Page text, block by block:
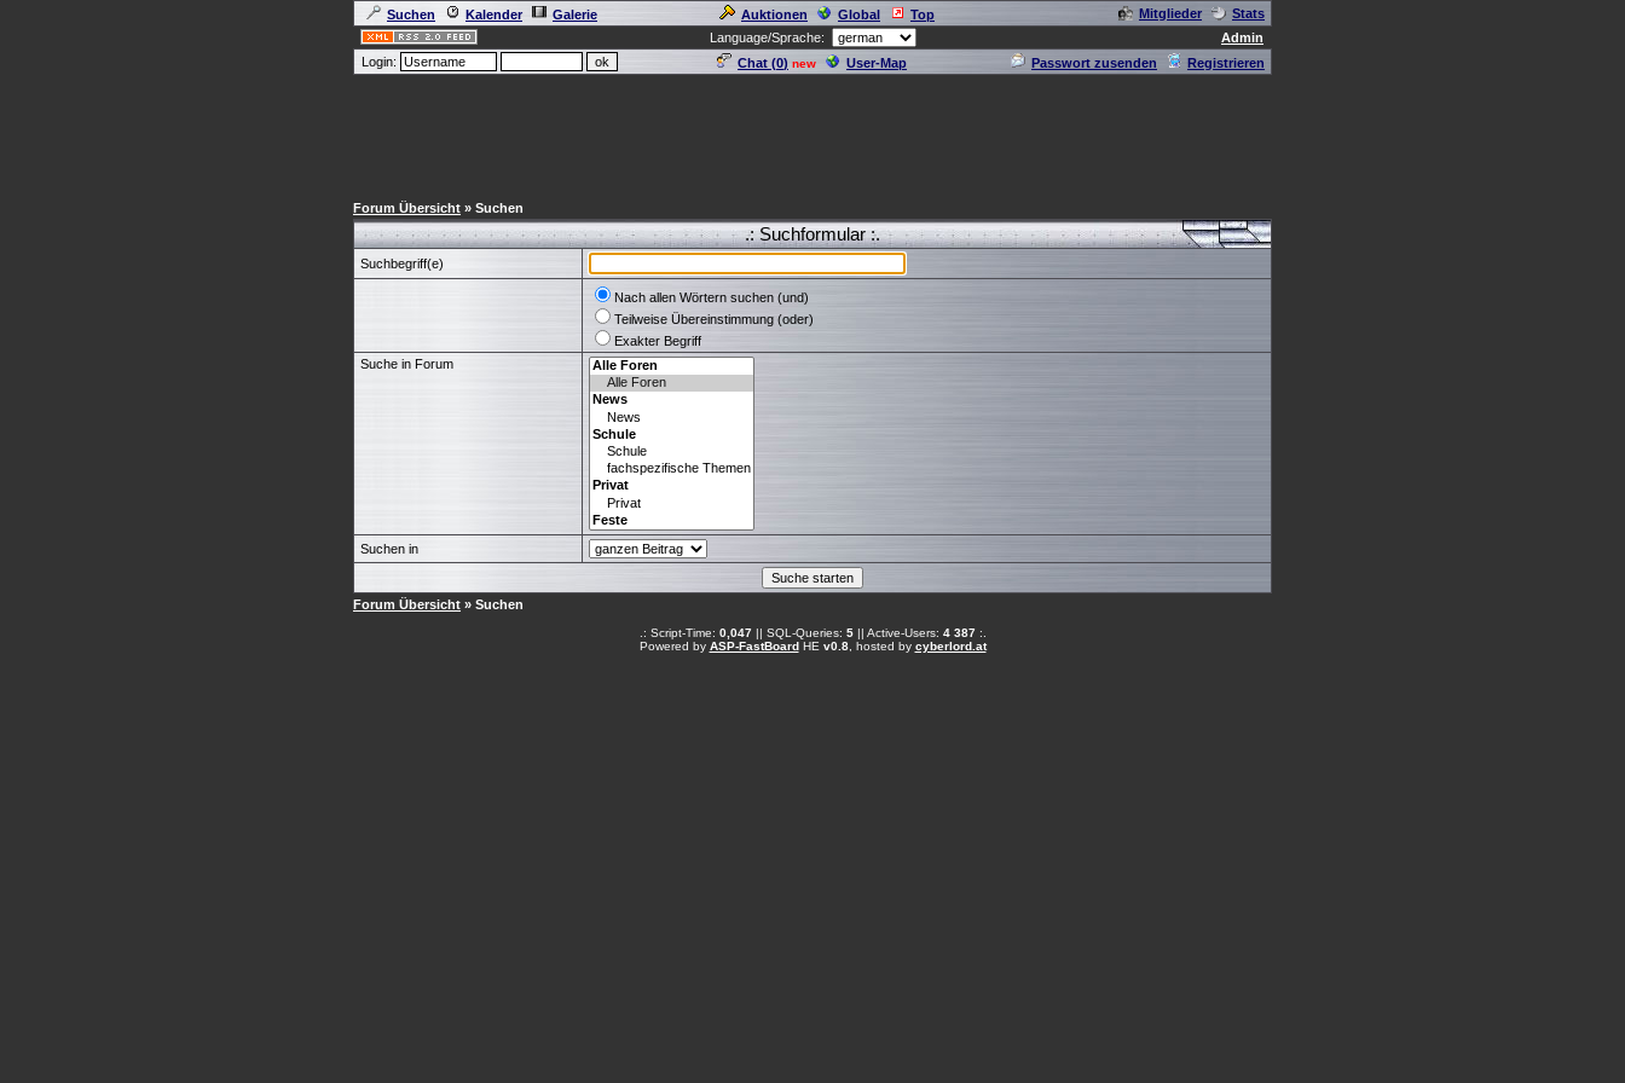
Suchen Kalender Galerie Auktionen Global Top Mitglieder
Stats
Language/Sprache:
Admin
Login:
Chat (0) new User-Map Passwort zusenden Registrieren
Forum Übersicht » Suchen
.: Suchformular :.
Suchbegriff(e)
Nach allen Wörtern suchen (und)
Teilweise Übereinstimmung (oder)
Exakter Begriff
Suche in Forum
Suchen in
Forum Übersicht » Suchen
.: Script-Time: 0,047|| SQL-Queries: 5|| Active-Users: 4 387:.
Powered by ASP-FastBoardHE v0.8, hosted by cyberlord.at